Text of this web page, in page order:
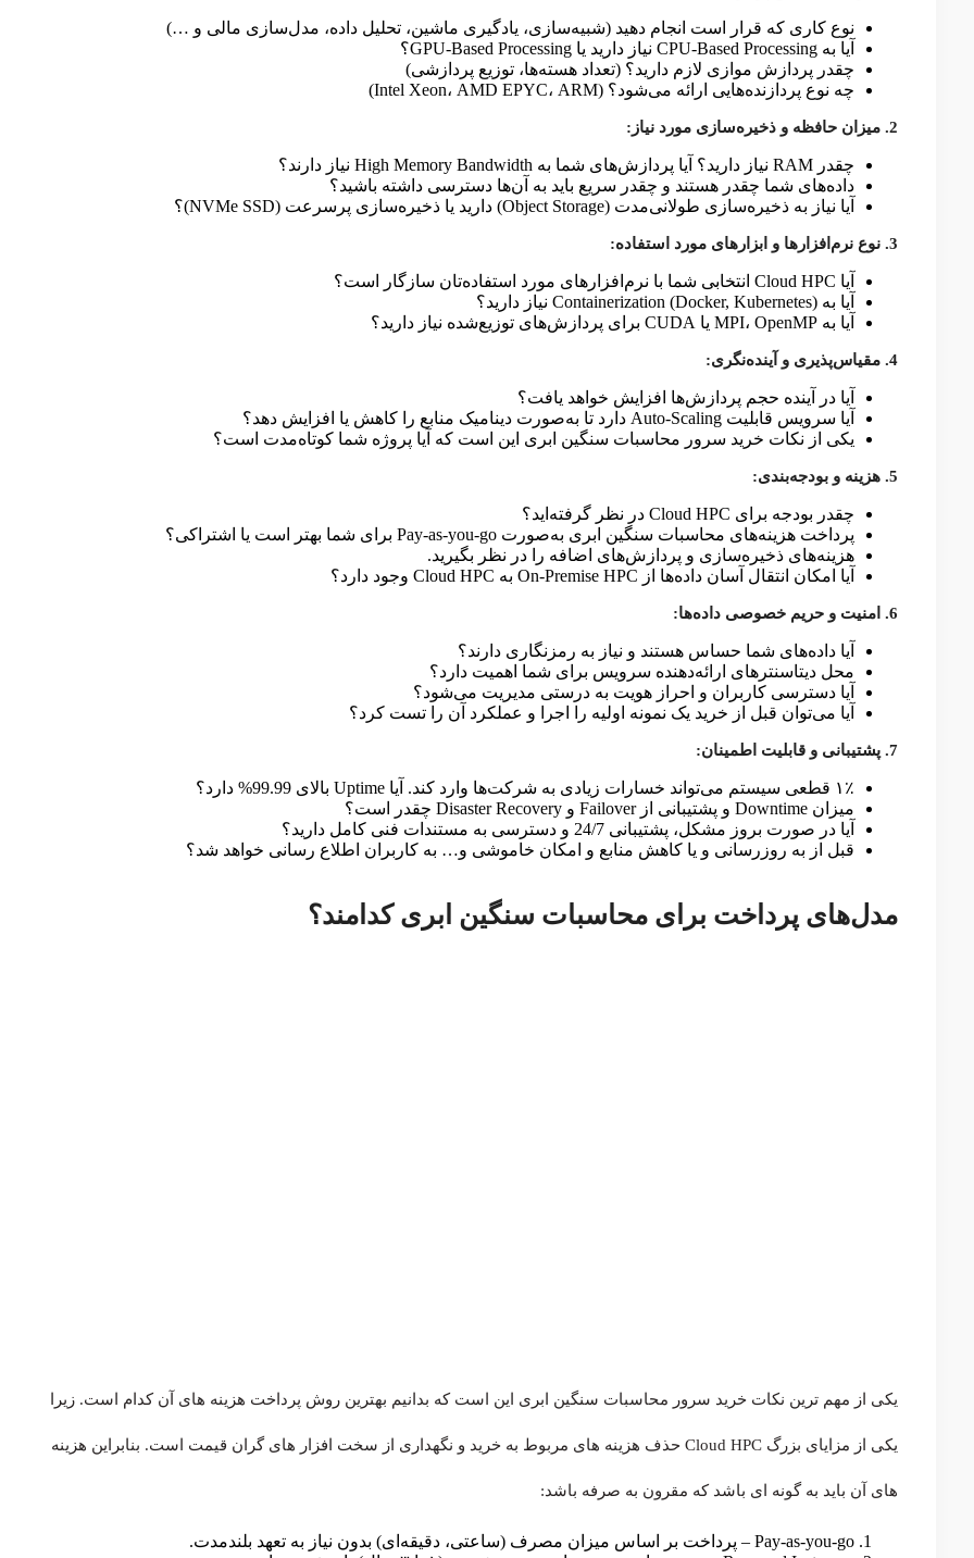
نوع کاری که قرار است انجام دهید (شبیه‌سازی، یادگیری ماشین، تحلیل داده، مدل‌سازی مالی و …)
آیا به CPU-Based Processing نیاز دارید یا GPU-Based Processing؟
چقدر پردازش موازی لازم دارید؟ (تعداد هسته‌ها، توزیع پردازشی)
چه نوع پردازنده‌هایی ارائه می‌شود؟ (Intel Xeon، AMD EPYC، ARM)
2. میزان حافظه و ذخیره‌سازی مورد نیاز:
چقدر RAM نیاز دارید؟ آیا پردازش‌های شما به High Memory Bandwidth نیاز دارند؟
داده‌های شما چقدر هستند و چقدر سریع باید به آن‌ها دسترسی داشته باشید؟
آیا نیاز به ذخیره‌سازی طولانی‌مدت (Object Storage) دارید یا ذخیره‌سازی پرسرعت (NVMe SSD)؟
3. نوع نرم‌افزارها و ابزارهای مورد استفاده:
آیا Cloud HPC انتخابی شما با نرم‌افزارهای مورد استفاده‌تان سازگار است؟
آیا به Containerization (Docker, Kubernetes) نیاز دارید؟
آیا به MPI، OpenMP یا CUDA برای پردازش‌های توزیع‌شده نیاز دارید؟
4. مقیاس‌پذیری و آینده‌نگری:
آیا در آینده حجم پردازش‌ها افزایش خواهد یافت؟
آیا سرویس قابلیت Auto-Scaling دارد تا به‌صورت دینامیک منابع را کاهش یا افزایش دهد؟
یکی از نکات خرید سرور محاسبات سنگین ابری این است که آیا پروژه شما کوتاه‌مدت است؟
5. هزینه و بودجه‌بندی:
چقدر بودجه برای Cloud HPC در نظر گرفته‌اید؟
پرداخت هزینه‌های محاسبات سنگین ابری به‌صورت Pay-as-you-go برای شما بهتر است یا اشتراکی؟
هزینه‌های ذخیره‌سازی و پردازش‌های اضافه را در نظر بگیرید.
آیا امکان انتقال آسان داده‌ها از On-Premise HPC به Cloud HPC وجود دارد؟
6. امنیت و حریم خصوصی داده‌ها:
آیا داده‌های شما حساس هستند و نیاز به رمزنگاری دارند؟
محل دیتاسنترهای ارائه‌دهنده سرویس برای شما اهمیت دارد؟
آیا دسترسی کاربران و احراز هویت به درستی مدیریت می‌شود؟
آیا می‌توان قبل از خرید یک نمونه اولیه را اجرا و عملکرد آن را تست کرد؟
7. پشتیبانی و قابلیت اطمینان:
۱٪ قطعی سیستم می‌تواند خسارات زیادی به شرکت‌ها وارد کند. آیا Uptime بالای 99.99% دارد؟
میزان Downtime و پشتیبانی از Failover و Disaster Recovery چقدر است؟
آیا در صورت بروز مشکل، پشتیبانی 24/7 و دسترسی به مستندات فنی کامل دارید؟
قبل از به روزرسانی و یا کاهش منابع و امکان خاموشی و… به کاربران اطلاع رسانی خواهد شد؟
مدل‌های پرداخت برای محاسبات سنگین ابری کدامند؟
یکی از مهم ترین نکات خرید سرور محاسبات سنگین ابری این است که بدانیم بهترین روش پرداخت هزینه های آن کدام است. زیرا
یکی از مزایای بزرگ Cloud HPC حذف هزینه های مربوط به خرید و نگهداری از سخت افزار های گران قیمت است. بنابراین هزینه
های آن باید به گونه ای باشد که مقرون به صرفه باشد:
Pay-as-you-go – پرداخت بر اساس میزان مصرف (ساعتی، دقیقه‌ای) بدون نیاز به تعهد بلندمدت.